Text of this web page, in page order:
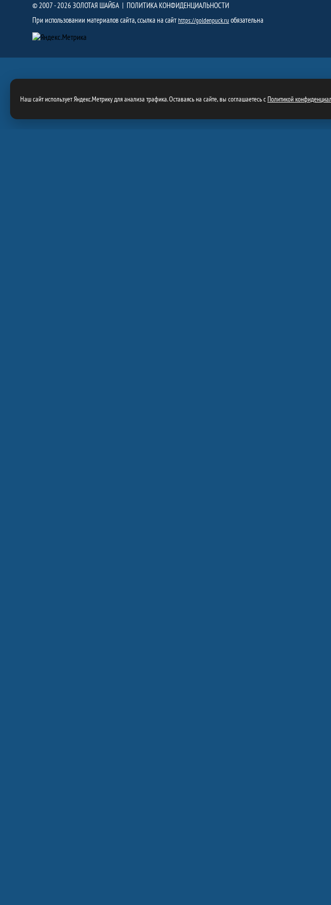
© 2007 - 2026 ЗОЛОТАЯ ШАЙБА | ПОЛИТИКА КОНФИДЕНЦИАЛЬНОСТИ
При использовании материалов сайта, ссылка на сайтhttps://goldenpuck.ru обязательна
Наш сайт использует Яндекс.Метрику для анализа трафика. Оставаясь на сайте, вы соглашаетесь сПолитикой